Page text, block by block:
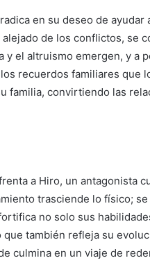
en su deseo de ayudar
de los conflictos, se
y el altruismo emergen, y a
recuerdos familiares que
familia, convirtiendo las
a Hiro, un antagonista
trasciende lo físico;
no solo sus
también refleja su
culmina en un viaje de